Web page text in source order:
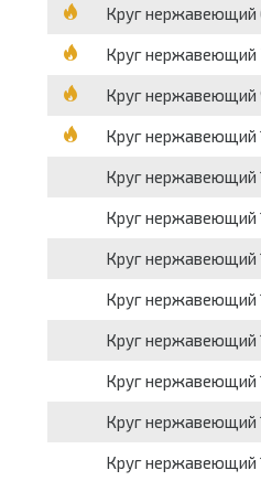
Круг нержавеющий
Круг нержавеющий
Круг нержавеющий
Круг нержавеющий
Круг нержавеющий
Круг нержавеющий
Круг нержавеющий
Круг нержавеющий
Круг нержавеющий
Круг нержавеющий
Круг нержавеющий
Круг нержавеющий